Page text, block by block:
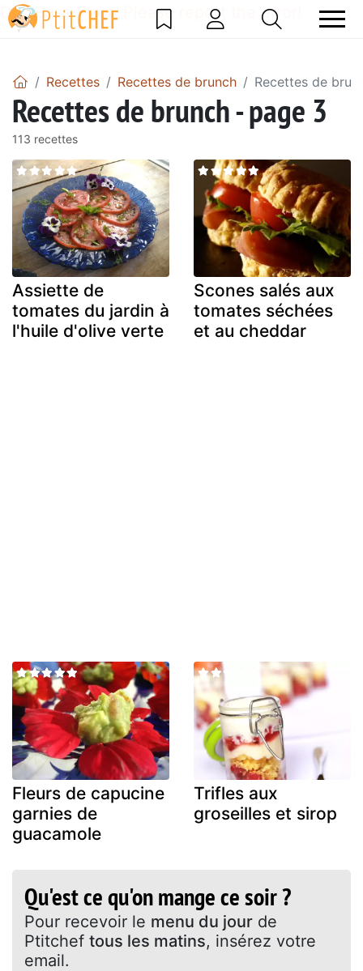
DataBase Error! Please report the error!
Recettes Recettes de brunch Recettes de
Recettes de brunch - page 3
113 recettes
Assiette de
tomates du jardin à
l'huile d'olive verte
Scones salés aux
tomates séchées
et au cheddar
Fleurs de capucine
garnies de
guacamole
Trifles aux
groseilles et sirop
Qu'est ce qu'on mange ce soir ?
Pour recevoir le menu du jour de
Ptitchef tous les matins, insérez votre
email.